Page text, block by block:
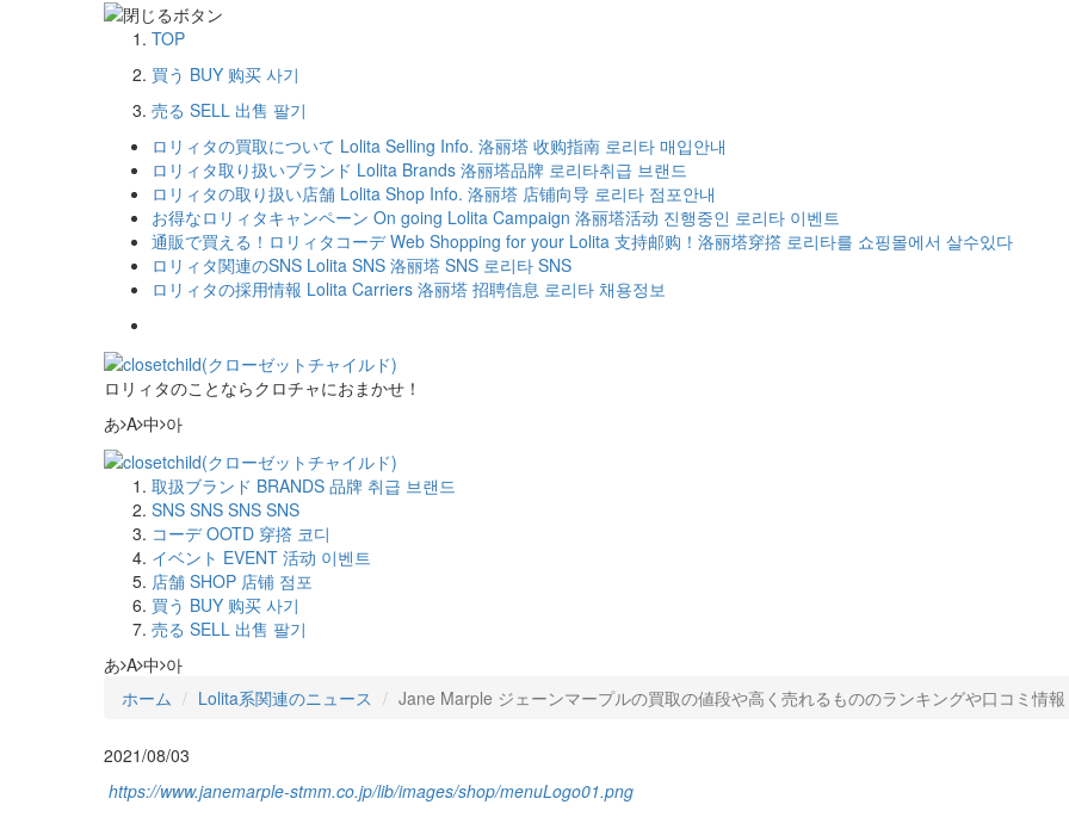
TOP
買う BUY 购买 사기
売る SELL 出售 팔기
ロリィタの買取について Lolita Selling Info. 洛丽塔 收购指南 로리타 매입안내
ロリィタ取り扱いブランド Lolita Brands 洛丽塔品牌 로리타취급 브랜드
ロリィタの取り扱い店舗 Lolita Shop Info. 洛丽塔 店铺向导 로리타 점포안내
お得なロリィタキャンペーン On going Lolita Campaign 洛丽塔活动 진행중인 로리타 이벤트
通販で買える！ロリィタコーデ Web Shopping for your Lolita 支持邮购！洛丽塔穿撘 로리타를 쇼핑몰에서 살수있다
ロリィタ関連のSNS Lolita SNS 洛丽塔 SNS 로리타 SNS
ロリィタの採用情報 Lolita Carriers 洛丽塔 招聘信息 로리타 채용정보
ロリィタのことならクロチャにおまかせ！
あ A 中 아
取扱ブランド BRANDS 品牌 취급 브랜드
SNS SNS SNS SNS
コーデ OOTD 穿撘 코디
イベント EVENT 活动 이벤트
店舗 SHOP 店铺 점포
買う BUY 购买 사기
売る SELL 出售 팔기
あ A 中 아
ホーム
Lolita系関連のニュース Jane Marple ジェーンマープルの買取の値段や高く売れるもののランキングや口コミ情報
2021/08/03
https://www.janemarple-stmm.co.jp/lib/images/shop/menuLogo01.png